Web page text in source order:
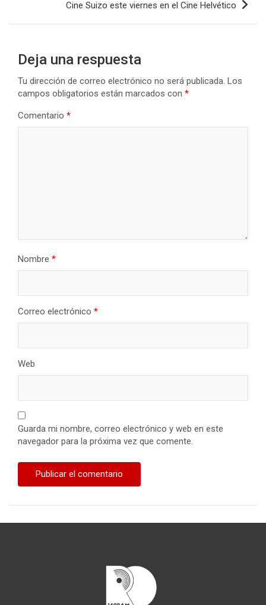
Cine Suizo este viernes en el Cine Helvético
Deja una respuesta
Tu dirección de correo electrónico no será publicada. Los
campos obligatorios están marcados con *
Comentario *
Nombre *
Correo electrónico *
Web
Guarda mi nombre, correo electrónico y web en este
navegador para la próxima vez que comente.